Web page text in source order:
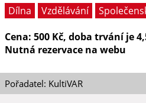
Dílna Vzdělávání
Cena: 500 Kč, doba trvání je
Nutná rezervace na webu
Pořadatel: KultiVAR